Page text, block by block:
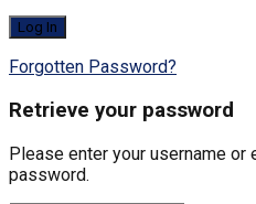
Forgotten Password?
Retrieve your password
Please enter your username
password.